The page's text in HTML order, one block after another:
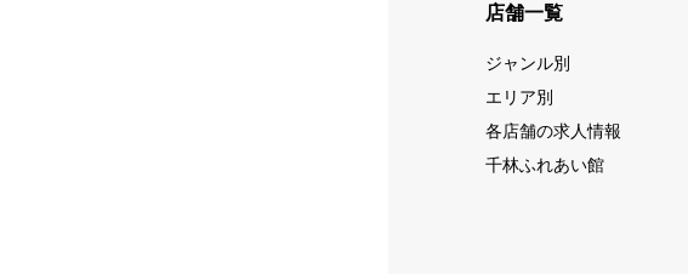
店舗一覧
ジャンル別
エリア別
各店舗の求人情報
千林ふれあい館